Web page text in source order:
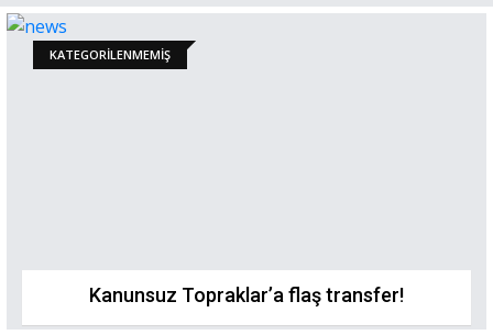
KATEGORILENMEMIŞ
Kanunsuz Topraklar’a flaş transfer!